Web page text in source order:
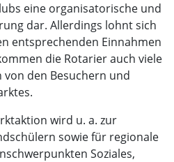
eine organisatorische und
dar. Allerdings lohnt sich
entsprechenden Einnahmen
die Rotarier auch viele
den Besuchern und
wird u. a. zur
sowie für regionale
Soziales,